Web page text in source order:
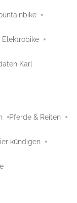
Elektrobike
Karl
Pferde & Reiten
kündigen